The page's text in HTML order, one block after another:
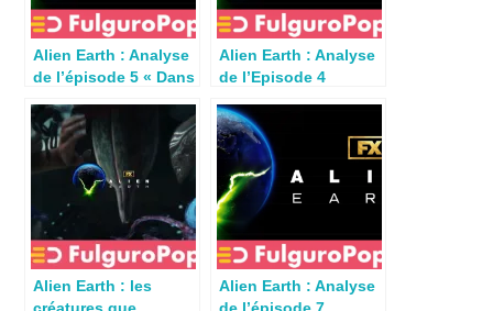
Alien Earth : Analyse
de l’épisode 5 « Dans
personne… »
Alien Earth : Analyse
de l’Episode 4
(S01E04)
Alien Earth : les
Alien Earth : Analyse